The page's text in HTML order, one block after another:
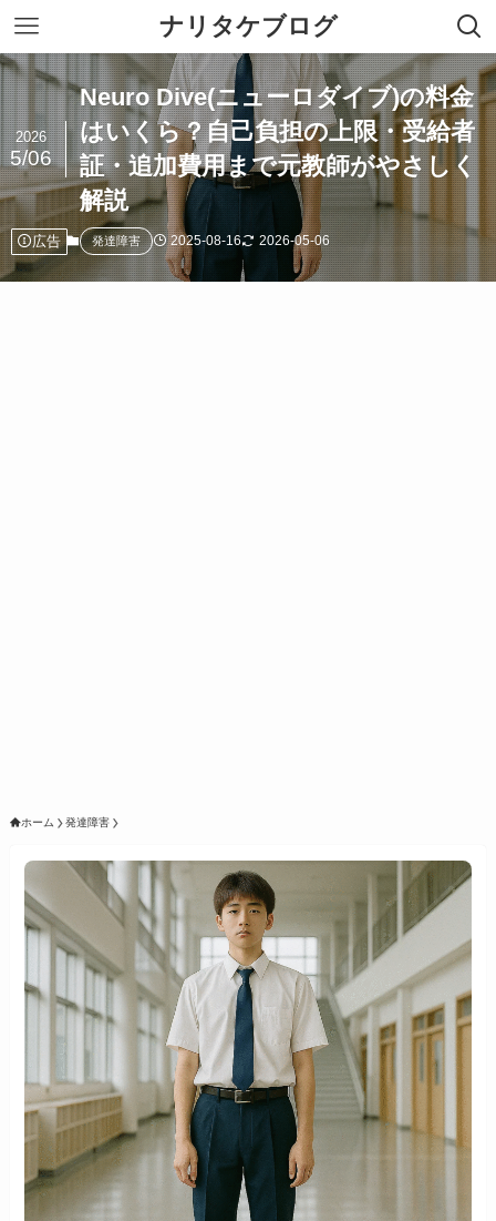
ナリタケブログ
Neuro Dive(ニューロダイブ)の料金
はいくら？自己負担の上限・受給者
証・追加費用まで元教師がやさしく
解説
2026
5/06
広告 発達障害 2025-08-16 2026-05-06
ホーム 発達障害